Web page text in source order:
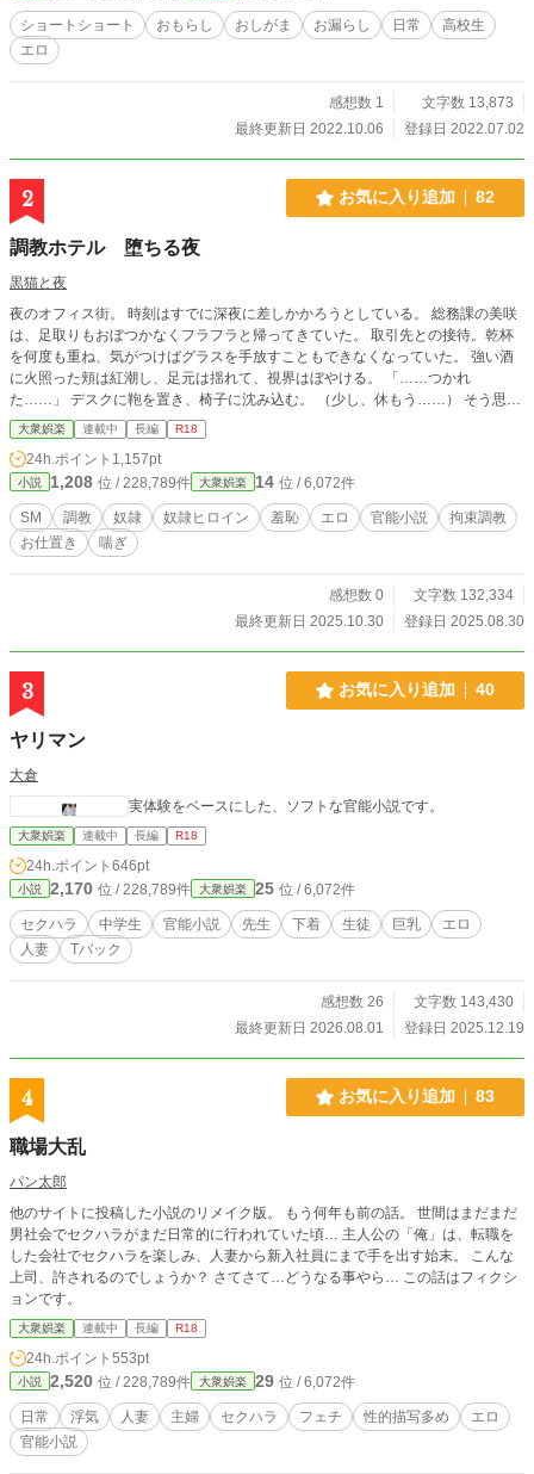
ショートショート おもらし おしがま お漏らし 日常
高校生
エロ
感想数 1
文字数 13,873
最終更新日 2022.10.06
登録日 2022.07.02
2 お気に入り追加 82
調教ホテル 堕ちる夜
黒猫と夜
夜のオフィス街。 時刻はすでに深夜に差しかかろうとしている。 総務課の美咲
は、足取りもおぼつかなくフラフラと帰ってきていた。 取引先との接待。乾杯
を何度も重ね、気がつけばグラスを手放すこともできなくなっていた。 強い酒
に火照った頬は紅潮し、足元は揺れて、視界はぼやける。 「……つかれ
た……」 デスクに鞄を置き、椅子に沈み込む。 （少し、休もう……） そう思っ
た瞬間、心の奥に沈んでいた黒い言葉が、アルコールにほだされて浮かび上が
る。 口にしてはいけないはずの言葉。 絶対に、誰にも聞かれてはいけない秘
密。 それが、美咲の唇からこぼれた。 ――「……課の経費を横領した……。も
しバレたら解雇、裁判……終わりだ……」 酒のせいだと分かっている。 酔いに
任せて、心の奥底の不安を口にしてしまった。 誰もいないと思い込んでいたか
ら、余計に無防備に声が漏れた。 だが、その油断は致命的だった。 「……なる
ほど。終わり、か」 背後から、低く湿った声。 美咲の肩がビクリと跳ねる。 振
手にはスマートフォン。 黒い瞳が光を反射し、獲物を見下ろす捕食者のように
のは、録音中を示す赤いアイコン。 「証拠は、もう手に入れた」 その一言で、
美咲の心臓がどくんっと大きく跳ねた。 頭の奥がじんじんと痺れ、呼吸が荒く
なる。 （だめ……これが……外に出たら……私は……） 家族、職場、すべてが
崩れる光景が頭をよぎる。 言い訳はできない。確かに口にしてしまったのだか
ら。 「やめて……お願い……」 震える声。涙で濡れた目が男を見上げる。 だ
が、返ってくるのは冷たい笑みだけだった。 「従え。逆らえば、この録音はす
ぐに世間に曝け出す」 その瞬間、美咲の背筋を冷たいものが這い上がった。 自
分の未来を、人差し指一つで握られている――その現実が、体を硬直させる。
恐怖と羞恥と、どうしようもない無力感が、彼女を締めつけていた。 ――こう
して始まる。 美咲が「堕ちる理由」の物語が。
大衆娯楽 連載中 長編 R18
24h.ポイント 1,157pt
小説 1,208 位 / 228,789件 大衆娯楽 14 位 / 6,072件
SM 調教 奴隷 奴隷ヒロイン 羞恥 エロ 官能小説
拘束調教
お仕置き
喘ぎ
感想数 0
文字数 132,334
最終更新日 2025.10.30
登録日 2025.08.30
3 お気に入り追加 40
ヤリマン
大倉
実体験をベースにした、ソフトな官能小説です。
大衆娯楽 連載中 長編 R18
24h.ポイント 646pt
小説 2,170 位 / 228,789件 大衆娯楽 25 位 / 6,072件
セクハラ 中学生 官能小説 先生 下着 生徒 巨乳
エロ
人妻
Tバック
感想数 26
文字数 143,430
最終更新日 2026.08.01
登録日 2025.12.19
4 お気に入り追加 83
職場大乱
パン太郎
他のサイトに投稿した小説のリメイク版。 もう何年も前の話。 世間はまだまだ
男社会でセクハラがまだ日常的に行われていた頃… 主人公の「俺」は、転職を
した会社でセクハラを楽しみ、人妻から新入社員にまで手を出す始末。 こんな
上司、許されるのでしょうか？ さてさて…どうなる事やら… この話はフィクシ
ョンです。
大衆娯楽 連載中 長編 R18
24h.ポイント 553pt
小説 2,520 位 / 228,789件 大衆娯楽 29 位 / 6,072件
日常 浮気 人妻 主婦 セクハラ フェチ 性的描写多め
エロ
官能小説